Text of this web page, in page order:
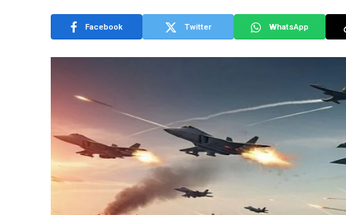
Facebook Twitter WhatsApp